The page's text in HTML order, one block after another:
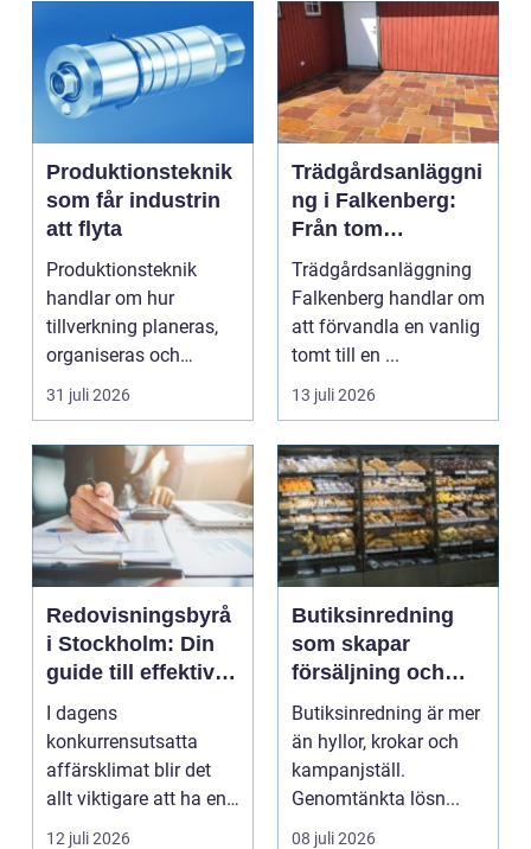
Produktionsteknik
som får industrin
att flyta
Produktionsteknik
handlar om hur
tillverkning planeras,
organiseras och
genomförs i praktiken.
Fokus...
31 juli 2026
Trädgårdsanläggni
ng i Falkenberg:
Från tom
gräsmatta till
genomtänkt helhet
Trädgårdsanläggning
Falkenberg handlar om
att förvandla en vanlig
tomt till en ...
13 juli 2026
Redovisningsbyrå
i Stockholm: Din
guide till effektiv
redovisning i
Stockholm
I dagens
konkurrensutsatta
affärsklimat blir det
allt viktigare att ha en
redovisningsbyrå...
12 juli 2026
Butiksinredning
som skapar
försäljning och
trivsel
Butiksinredning är mer
än hyllor, krokar och
kampanjställ.
Genomtänkta lösn...
08 juli 2026